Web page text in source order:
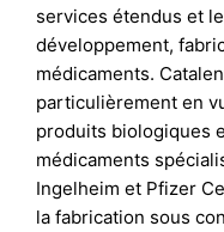
services étendus et
développement,
médicaments.
particulièrement en
produits biologiques
médicaments
Ingelheim et Pfizer
la fabrication sous